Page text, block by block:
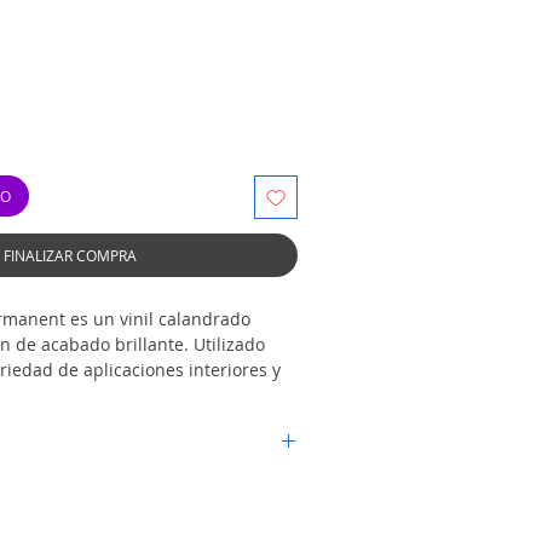
FINALIZAR COMPRA
es un vinil calandrado
de acabado brillante. Utilizado
de aplicaciones interiores y
ya que se mantendrá firme,
país por la empresa de su